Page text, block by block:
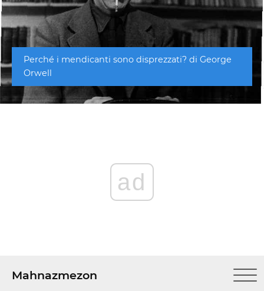
Perché i mendicanti sono disprezzati? di George
Orwell
ad
Mahnazmezon